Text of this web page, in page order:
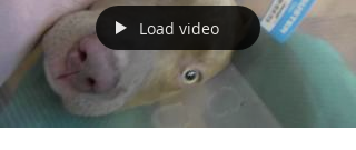
Load video